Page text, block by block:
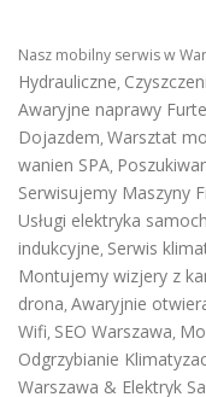
Nasz mobilny serwis w
Hydrauliczne,
Awaryjne naprawy
Dojazdem, Warsztat
wanien SPA,
Serwisujemy Maszyny
Usługi elektryka
indukcyjne, Serwis
Montujemy wizjery z
drona, Awaryjnie
Wifi, SEO Warszawa,
Odgrzybianie
Warszawa & Elektryk